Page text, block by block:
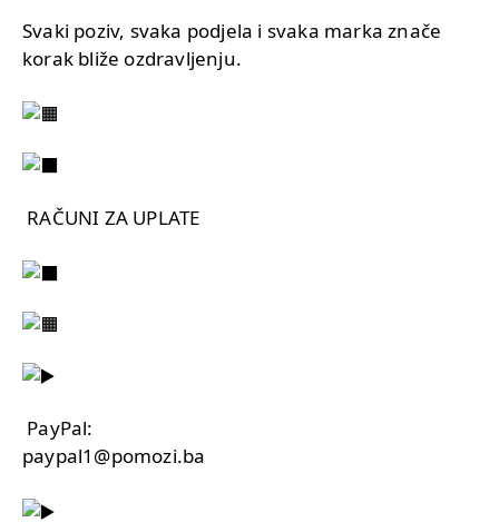
Svaki poziv, svaka podjela i svaka marka znače
korak bliže ozdravljenju.
RAČUNI ZA UPLATE
PayPal:
paypal1@pomozi.ba